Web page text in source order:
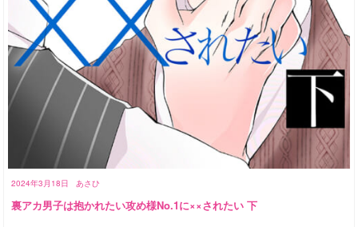
2024年3月18日 あさひ
裏アカ男子は抱かれたい攻め様No.1に××されたい 下